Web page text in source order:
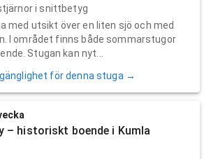
i snittbetyg
med utsikt över en liten sjö och med
I området finns både sommarstugor
Stugan kan nyt...
för denna stuga →
– historiskt boende i Kumla